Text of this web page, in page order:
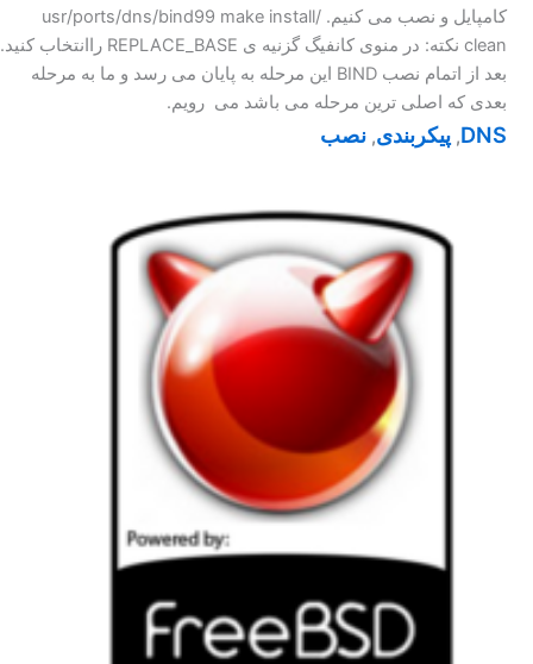
کامپایل و نصب می کنیم. /usr/ports/dns/bind99 make install
clean نکته: در منوی کانفیگ گزنیه ی REPLACE_BASE راانتخاب کنید.
بعد از اتمام نصب BIND این مرحله به پایان می رسد و ما به مرحله
بعدی که اصلی ترین مرحله می باشد می رویم.
DNS
, پیکربندی, نصب